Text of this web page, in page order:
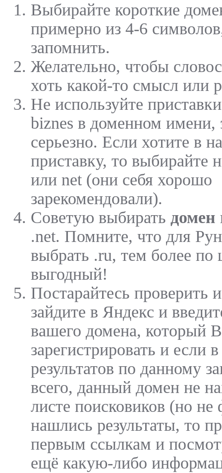
Выбирайте короткие
примерно из 4-6
запомнить.
Желательно, чтобы
хоть какой-то смысл или
Не используйте
biznes в доменном имени,
серьезно. Если хотите в
приставку, то выбирайте
или net (они себя хорошо
зарекомендовали).
Советую выбирать домен
.net. Помните, что для
выбрать .ru, тем более по
выгодный!
Постарайтесь проверить
зайдите в Яндекс и
вашего домена, который
зарегистрировать и если
результатов по данному
всего, данный домен не
листе поисковиков (но не
нашлись результаты, то
первым ссылкам и
ещё какую-либо